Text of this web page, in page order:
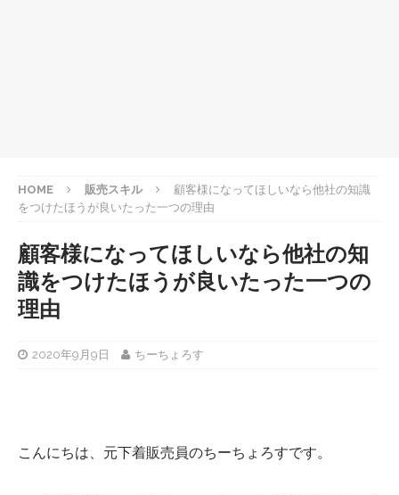
HOME 販売スキル
顧客様になってほしいなら他社の知識
をつけたほうが良いたった一つの理由
顧客様になってほしいなら他社の知
識をつけたほうが良いたった一つの
理由
2020年9月9日 ちーちょろす
こんにちは、元下着販売員のちーちょろすです。